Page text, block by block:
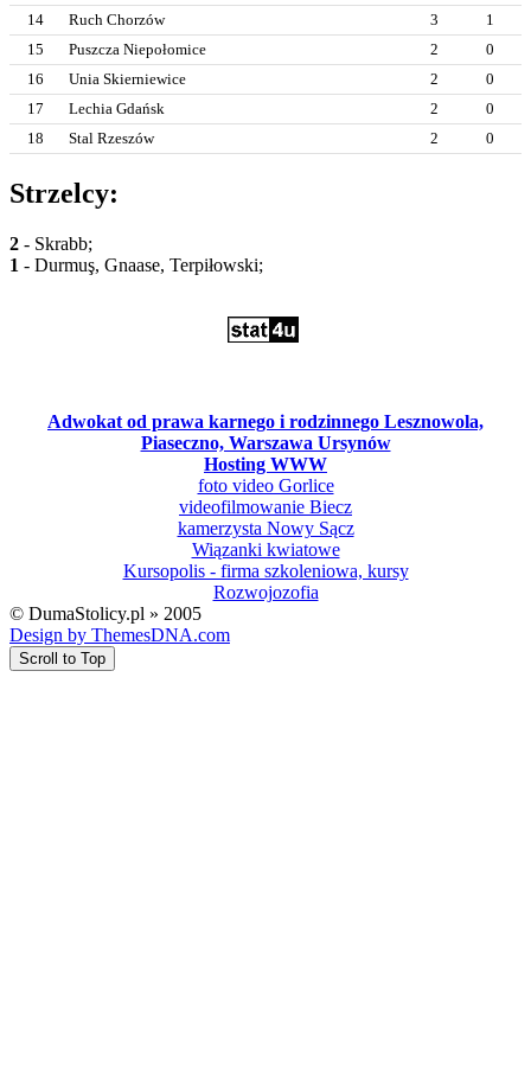
14
Ruch Chorzów 3
1
15
Puszcza Niepołomice 2
0
16
Unia Skierniewice 2
0
17
Lechia Gdańsk 2
0
18
Stal Rzeszów 2 0
Strzelcy:
2 - Skrabb;
1 - Durmuş, Gnaase, Terpiłowski;
Adwokat od prawa karnego i rodzinnego Lesznowola,
Piaseczno, Warszawa Ursynów
Hosting WWW
foto video Gorlice
videofilmowanie Biecz
kamerzysta Nowy Sącz
Wiązanki kwiatowe
Kursopolis - firma szkoleniowa, kursy
Rozwojozofia
© DumaStolicy.pl » 2005
Design by ThemesDNA.com
Scroll to Top